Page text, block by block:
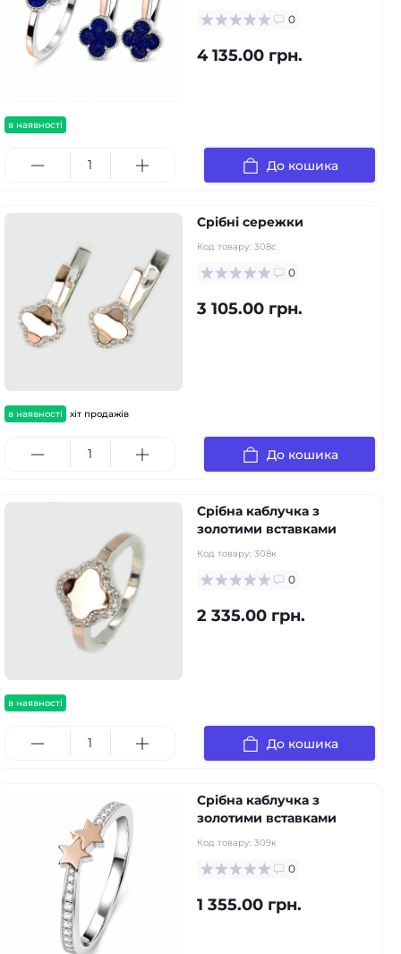
в наявності
0
4 135.00 грн.
До кошика
в наявності хіт продажів
Срібні сережки
Код товару: 308с
0
3 105.00 грн.
До кошика
в наявності
Срібна каблучка з
золотими вставками
Код товару: 308к
0
2 335.00 грн.
До кошика
Срібна каблучка з
золотими вставками
Код товару: 309к
0
1 355.00 грн.